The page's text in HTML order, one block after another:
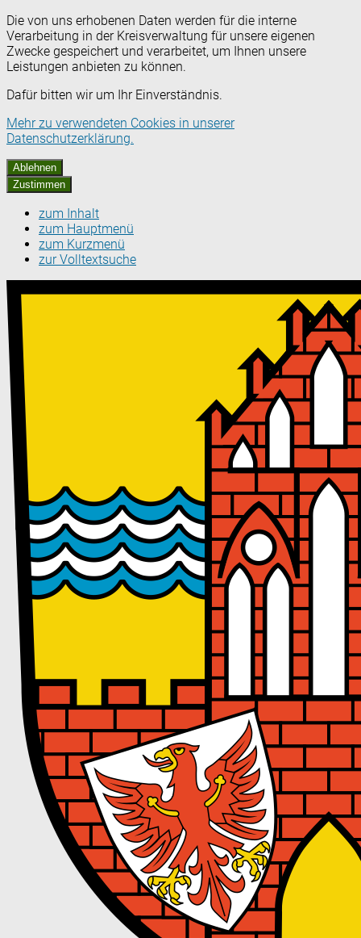
Die von uns erhobenen Daten werden für die interne
Verarbeitung in der Kreisverwaltung für unsere eigenen
Zwecke gespeichert und verarbeitet, um Ihnen unsere
Leistungen anbieten zu können.
Dafür bitten wir um Ihr Einverständnis.
Mehr zu verwendeten Cookies in unserer
Datenschutzerklärung.
Ablehnen
Zustimmen
zum Inhalt
zum Hauptmenü
zum Kurzmenü
zur Volltextsuche